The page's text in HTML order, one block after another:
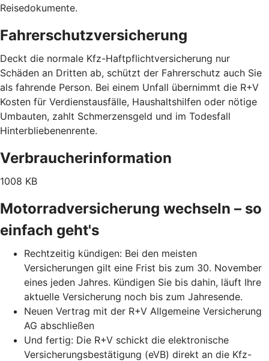
Reisedokumente.
Fahrerschutzversicherung
Deckt die normale Kfz-Haftpflichtversicherung nur
Schäden an Dritten ab, schützt der Fahrerschutz auch Sie
als fahrende Person. Bei einem Unfall übernimmt die R+V
Kosten für Verdienstausfälle, Haushaltshilfen oder nötige
Umbauten, zahlt Schmerzensgeld und im Todesfall
Hinterbliebenenrente.
Verbraucherinformation
1008 KB
Motorradversicherung wechseln – so
einfach geht's
Rechtzeitig kündigen: Bei den meisten
Versicherungen gilt eine Frist bis zum 30. November
eines jeden Jahres. Kündigen Sie bis dahin, läuft Ihre
aktuelle Versicherung noch bis zum Jahresende.
Neuen Vertrag mit der R+V Allgemeine Versicherung
AG abschließen
Und fertig: Die R+V schickt die elektronische
Versicherungsbestätigung (eVB) direkt an die Kfz-